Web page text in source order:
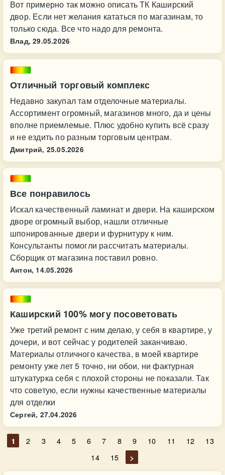
Вот примерно так можно описать ТК Каширский
двор. Если нет желания кататься по магазинам, то
только сюда. Все что надо для ремонта.
Влад, 29.05.2026
Отличный торговый комплекс
Недавно закупал там отделочные материалы.
Ассортимент огромный, магазинов много, да и цены
вполне приемлемые. Плюс удобно купить всё сразу
и не ездить по разным торговым центрам.
Дмитрий, 25.05.2026
Все понравилось
Искал качественный ламинат и двери. На каширском
дворе огромный выбор, нашли отличные
шпонированные двери и фурнитуру к ним.
Консультанты помогли рассчитать материалы.
Сборщик от магазина поставил ровно.
Антон, 14.05.2026
Каширский 100% могу посоветовать
Уже третий ремонт с ним делаю, у себя в квартире, у
дочери, и вот сейчас у родителей заканчиваю.
Материалы отличного качества, в моей квартире
ремонту уже лет 5 точно, ни обои, ни фактурная
штукатурка себя с плохой стороны не показали. Так
что советую, если нужны качественные материалы
для отделки
Сергей, 27.04.2026
1 2 3 4 5 6 7 8 9 10 11 12
13
14
15 >